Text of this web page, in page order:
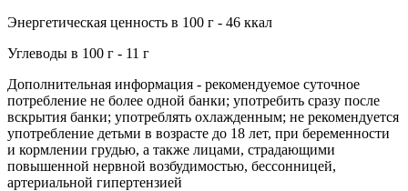
Энергетическая ценность в 100 г - 46 ккал
Углеводы в 100 г - 11 г
Дополнительная информация - рекомендуемое суточное
потребление не более одной банки; употребить сразу после
вскрытия банки; употреблять охлажденным; не рекомендуется
употребление детьми в возрасте до 18 лет, при беременности
и кормлении грудью, а также лицами, страдающими
повышенной нервной возбудимостью, бессонницей,
артериальной гипертензией